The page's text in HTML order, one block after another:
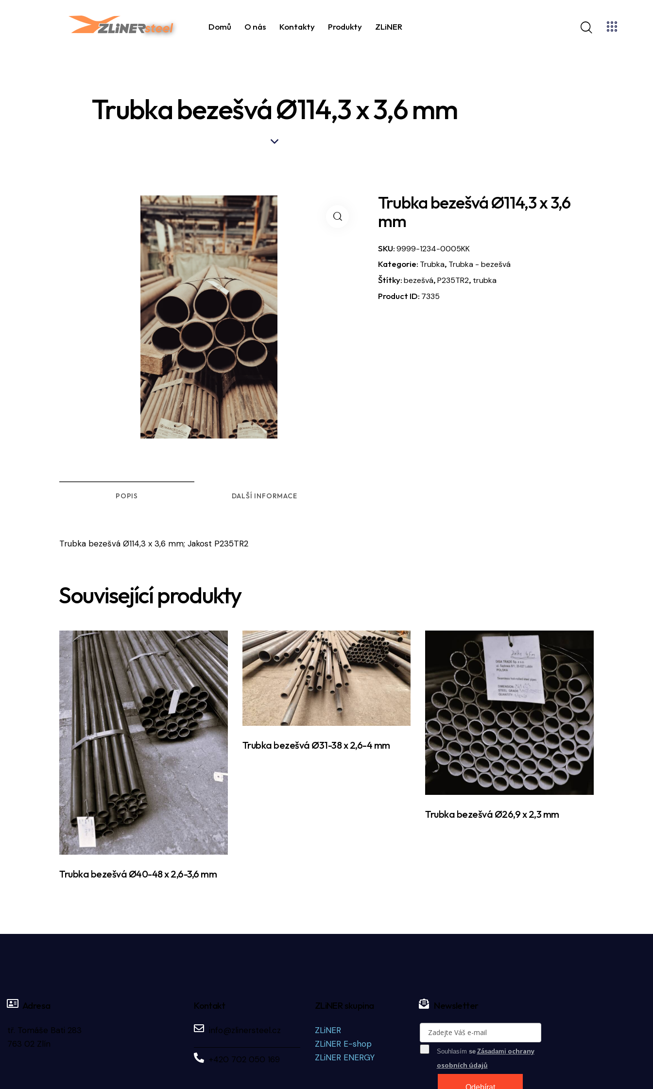
Domů O nás Kontakty Produkty ZLiNER
Trubka bezešvá Ø114,3 x 3,6 mm
Trubka bezešvá Ø114,3 x 3,6
mm
SKU:9999-1234-0005KK
Kategorie: Trubka, Trubka - bezešvá
Štítky:bezešvá,P235TR2, trubka
Product ID: 7335
POPIS DALŠÍ INFORMACE
Trubka bezešvá Ø114,3 x 3,6 mm; Jakost P235TR2
Související produkty
Trubka bezešvá Ø40-48 x 2,6-3,6 mm
Trubka bezešvá Ø31-38 x 2,6-4 mm
Trubka bezešvá Ø26,9 x 2,3 mm
Adresa
tř. Tomáše Bati 283
763 02 Zlín
Kontakt
info@zlinersteel.cz
+420 702 050 169
ZLiNER skupina
ZLiNER
ZLiNER E-shop
ZLiNER ENERGY
Newsletter
Souhlasím se Zásadami ochrany
osobních údajů